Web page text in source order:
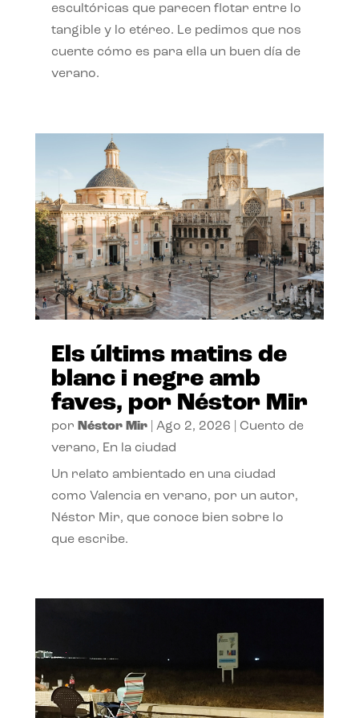
escultóricas que parecen flotar entre lo
tangible y lo etéreo. Le pedimos que nos
cuente cómo es para ella un buen día de
verano.
Els últims matins de
blanc i negre amb
faves, por Néstor Mir
por Néstor Mir| Ago 2, 2026
Cuento de
verano, En la ciudad
Un relato ambientado en una ciudad
como Valencia en verano, por un autor,
Néstor Mir, que conoce bien sobre lo
que escribe.